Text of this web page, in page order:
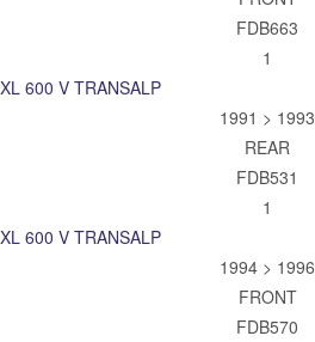
FDB663
1
XL 600 V TRANSALP
1991 > 1993
REAR
FDB531
1
XL 600 V TRANSALP
1994 > 1996
FRONT
FDB570